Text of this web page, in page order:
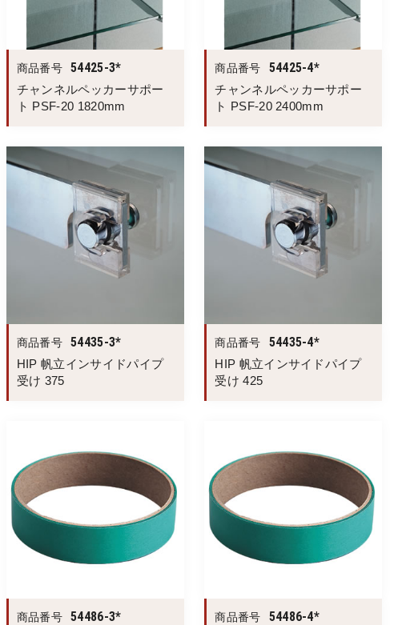
商品番号 54425-3*
チャンネルペッカーサポー
ト PSF-20 1820mm
商品番号 54425-4*
チャンネルペッカーサポー
ト PSF-20 2400mm
商品番号 54435-3*
HIP 帆立インサイドパイプ
受け 375
商品番号 54435-4*
HIP 帆立インサイドパイプ
受け 425
商品番号 54486-3* 商品番号 54486-4*